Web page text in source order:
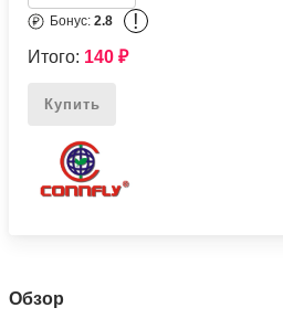
Бонус:2.8 !
Итого: 140₽
Купить
Обзор